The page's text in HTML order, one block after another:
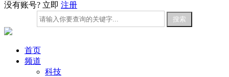
没有账号? 立即 注册
首页
频道
科技